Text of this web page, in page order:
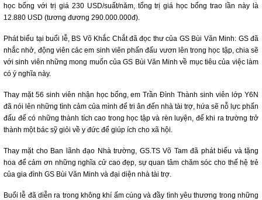
học bổng với trị giá 230 USD/suất/năm, tổng trị giá học bổng trao lần này là
12.880 USD (tương đương 290.000.000đ).
Phát biểu tại buổi lễ, BS Võ Khắc Chắt đã đọc thư của GS Bùi Văn Minh: GS đã
nhắc nhở, động viên các em sinh viên phấn đấu vươn lên trong học tập, chia sẽ
với sinh viên những mong muốn của GS Bùi Văn Minh về mục tiêu của việc làm
có ý nghĩa này.
Thay mặt 56 sinh viên nhận học bổng, em Trần Đình Thành sinh viên lớp Y6N
đã nói lên những tình cảm của mình để tri ân đến nhà tài trợ, hứa sẽ nỗ lực phấn
đấu để có những thành tích cao trong học tập và rèn luyện, để khi ra trường trở
thành một bác sỹ giỏi về y đức để giúp ích cho xã hội.
Thay mặt cho Ban lãnh đạo Nhà trường, GS.TS Võ Tam đã phát biểu và tặng
hoa để cảm ơn những nghĩa cử cao đẹp, sự quan tâm chăm sóc cho thế hệ trẻ
của gia đình GS Bùi Văn Minh và đại diện nhà tài trợ.
Buổi lễ đã diễn ra trong không khí ấm cúng và đầy tình yêu thương trong những